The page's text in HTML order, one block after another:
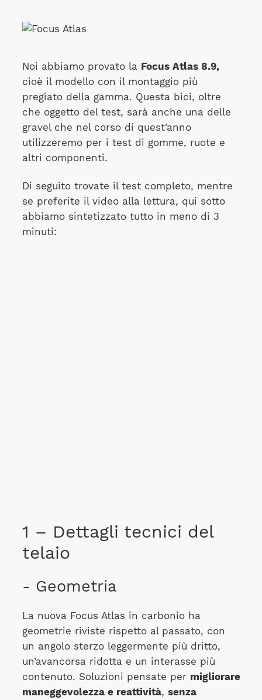
Noi abbiamo provato la Focus Atlas 8.9,
cioè il modello con il montaggio più
pregiato della gamma. Questa bici, oltre
che oggetto del test, sarà anche una delle
gravel che nel corso di quest’anno
utilizzeremo per i test di gomme, ruote e
altri componenti.
Di seguito trovate il test completo, mentre
se preferite il video alla lettura, qui sotto
abbiamo sintetizzato tutto in meno di 3
minuti:
1 – Dettagli tecnici del
telaio
- Geometria
La nuova Focus Atlas in carbonio ha
geometrie riviste rispetto al passato, con
un angolo sterzo leggermente più dritto,
un’avancorsa ridotta e un interasse più
contenuto. Soluzioni pensate per migliorare
maneggevolezza e reattività, senza